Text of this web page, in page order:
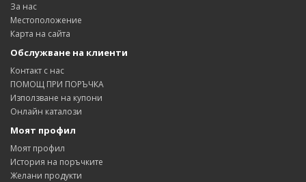
За нас
Местоположение
Карта на сайта
Обслужване на клиенти
Контакт с нас
ПОМОЩ ПРИ ПОРЪЧКА
Използване на купони
Онлайн каталози
Моят профил
Моят профил
История на поръчките
Желани продукти